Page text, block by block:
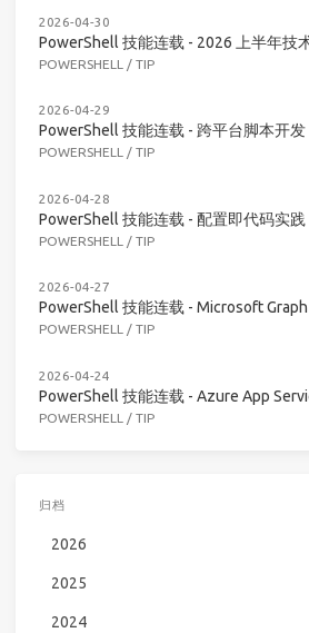
2026-04-30
PowerShell 技能连载 - 2026 上半年技
POWERSHELL / TIP
2026-04-29
PowerShell 技能连载 - 跨平台脚本开发
POWERSHELL / TIP
2026-04-28
PowerShell 技能连载 - 配置即代码实践
POWERSHELL / TIP
2026-04-27
PowerShell 技能连载 - Microsoft
POWERSHELL / TIP
2026-04-24
PowerShell 技能连载 - Azure App
POWERSHELL / TIP
归档
2026
2025
2024